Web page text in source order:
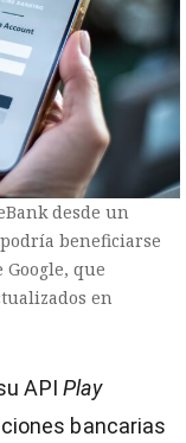
desde un
beneficiarse
que
en
API Play
bancarias